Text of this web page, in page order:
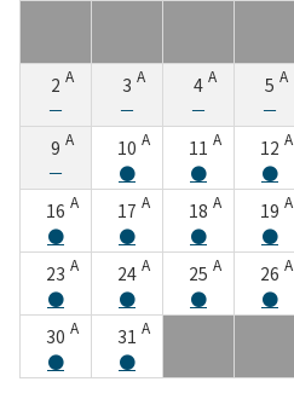
2 A
－
3 A
－
4 A
－
5 A
－
9 A
－
10 A
●
11 A
●
12 A
●
16 A
●
17 A
●
18 A
●
19 A
●
23 A
●
24 A
●
25 A
●
26 A
●
30 A
●
31 A
●